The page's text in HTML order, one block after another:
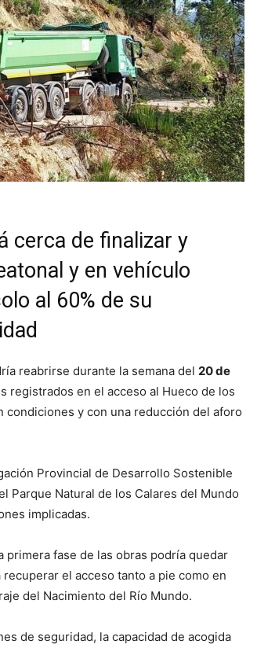
cerca de finalizar y
y en vehículo
al 60% de su
reabrirse durante la semana del 20 de
registrados en el acceso al Hueco de los
condiciones y con una reducción del aforo
Provincial de Desarrollo Sostenible
Parque Natural de los Calares del Mundo
implicadas.
primera fase de las obras podría quedar
el acceso tanto a pie como en
del Nacimiento del Río Mundo.
de seguridad, la capacidad de acogida